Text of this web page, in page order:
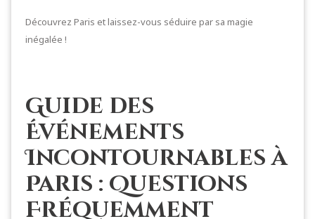
Découvrez Paris et laissez-vous séduire par sa magie
inégalée !
Guide des
Événements
Incontournables à
Paris : Questions
Fréquemment